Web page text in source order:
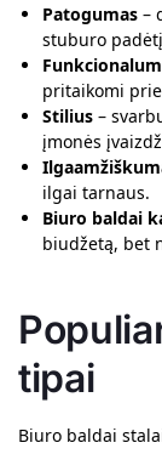
Patogumas –
stuburo
pritaikomi
Stilius –
įmonės
ilgai tarnaus.
Biuro baldai
biudžetą, bet
tipai
Biuro baldai